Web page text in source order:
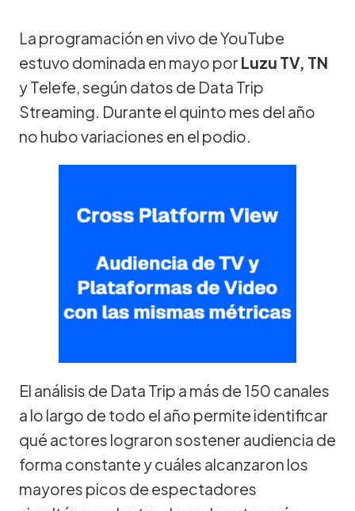
La programación en vivo de YouTube
estuvo dominada en mayo por Luzu TV, TN
y Telefe, según datos de Data Trip
Streaming. Durante el quinto mes del año
no hubo variaciones en el podio.
El análisis de Data Trip a más de 150 canales
a lo largo de todo el año permite identificar
qué actores lograron sostener audiencia de
forma constante y cuáles alcanzaron los
mayores picos de espectadores